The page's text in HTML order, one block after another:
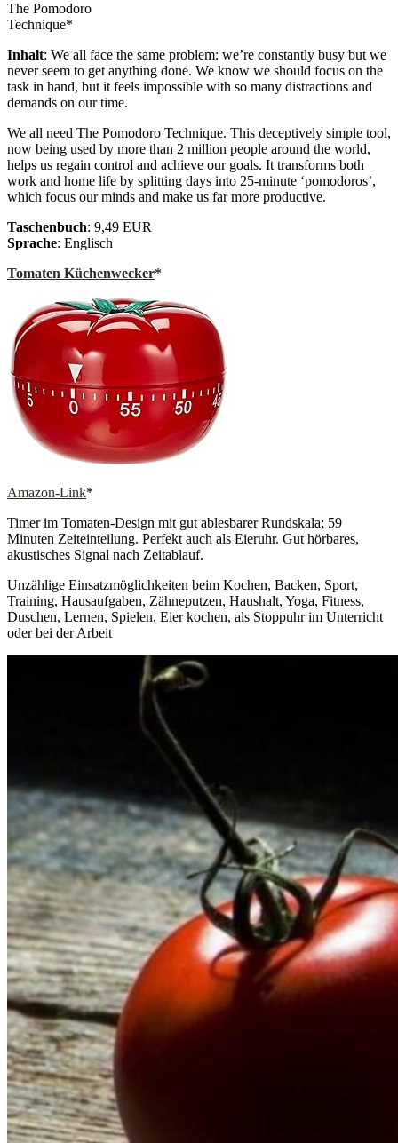
The Pomodoro
Technique*
Inhalt: We all face the same problem: we’re constantly busy but we
never seem to get anything done. We know we should focus on the
task in hand, but it feels impossible with so many distractions and
demands on our time.
We all need The Pomodoro Technique. This deceptively simple tool,
now being used by more than 2 million people around the world,
helps us regain control and achieve our goals. It transforms both
work and home life by splitting days into 25-minute ‘pomodoros’,
which focus our minds and make us far more productive.
Taschenbuch: 9,49 EUR
Sprache: Englisch
Tomaten Küchenwecker*
Amazon-Link*
Timer im Tomaten-Design mit gut ablesbarer Rundskala; 59
Minuten Zeiteinteilung. Perfekt auch als Eieruhr. Gut hörbares,
akustisches Signal nach Zeitablauf.
Unzählige Einsatzmöglichkeiten beim Kochen, Backen, Sport,
Training, Hausaufgaben, Zähneputzen, Haushalt, Yoga, Fitness,
Duschen, Lernen, Spielen, Eier kochen, als Stoppuhr im Unterricht
oder bei der Arbeit